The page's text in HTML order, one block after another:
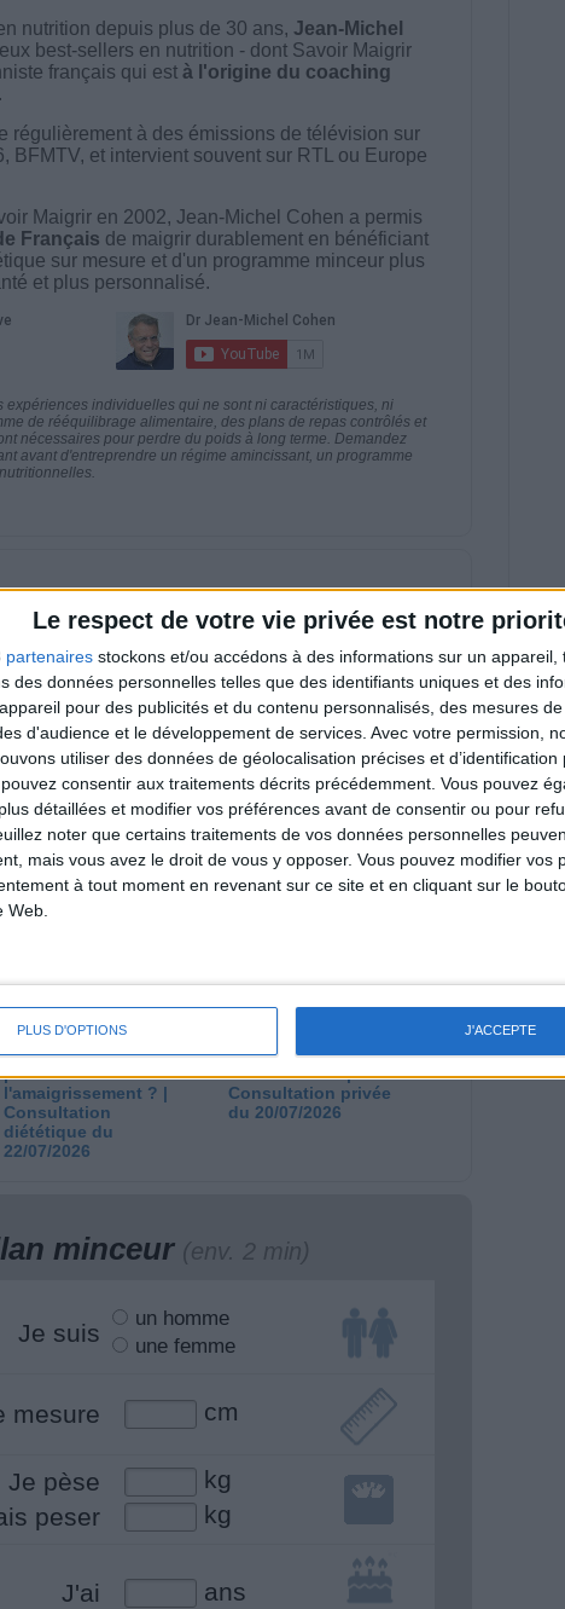
Le respect de votre vie privée est notre
partenaires stockons et/ou accédons à des informations sur un appareil,
des données personnelles telles que des identifiants uniques et des
pour des publicités et du contenu personnalisés, des mesures
d'audience et le développement de services. Avec votre permission,
utiliser des données de géolocalisation précises et d’identification
consentir aux traitements décrits précédemment. Vous pouvez
détaillées et modifier vos préférences avant de consentir ou pour
noter que certains traitements de vos données personnelles
mais vous avez le droit de vous y opposer. Vous pouvez modifier vos
à tout moment en revenant sur ce site et en cliquant sur le
Web.
PLUS D'OPTIONS J'ACCEPTE
nutrition depuis plus de 30 ans, Jean-Michel
best-sellers en nutrition - dont Savoir Maigrir
français qui est à l'origine du coaching
régulièrement à des émissions de télévision sur
BFMTV, et intervient souvent sur RTL ou Europe
Maigrir en 2002, Jean-Michel Cohen a permis
Français de maigrir durablement en bénéficiant
sur mesure et d'un programme minceur plus
et plus personnalisé.
expériences individuelles qui ne sont ni caractéristiques, ni
de rééquilibrage alimentaire, des plans de repas contrôlés et
nécessaires pour perdre du poids à long terme. Demandez
avant d'entreprendre un régime amincissant, un programme
direct Voir tout
questions en live en participant à des vidéo-
et les diététiciennes du programme.
Le plan à 1600
calories est-il trop
copieux ?
Consultation
diététique du
Comment perdre le
dernier kilo avant la
stabilisation ? |
Consultation
Graisse viscérale :
peut-elle ralentir
l'amaigrissement ? |
Consultation
diététique du
22/07/2026
En direct avec Jean-
Michel Cohen |
Consultation privée
du 20/07/2026
minceur (env. 2 min)
Je suis
un homme
une femme
mesure cm
Je pèse
kg
peser
kg
J'ai ans